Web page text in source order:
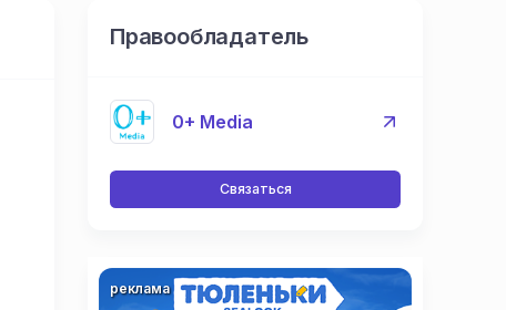
Правообладатель
0+ Media
Связаться
реклама